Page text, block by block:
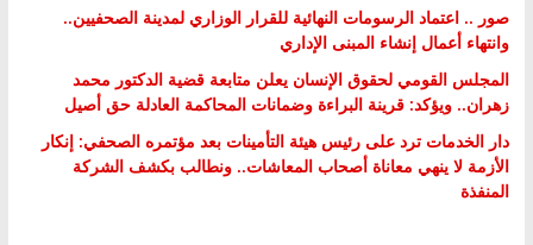
صور .. اعتماد الرسومات النهائية للقرار الوزاري لمدينة الصحفيين..
وانتهاء أعمال إنشاء المبنى الإداري
المجلس القومي لحقوق الإنسان يعلن متابعة قضية الدكتور محمد
زهران.. ويؤكد: قرينة البراءة وضمانات المحاكمة العادلة حق أصيل
دار الخدمات ترد على رئيس هيئة التأمينات بعد مؤتمره الصحفي: إنكار
الأزمة لا ينهي معاناة أصحاب المعاشات.. ونطالب بكشف الشركة
المنفذة